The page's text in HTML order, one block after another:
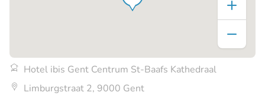
Hotel ibis Gent Centrum St-Baafs Kathedraal
Limburgstraat 2, 9000 Gent